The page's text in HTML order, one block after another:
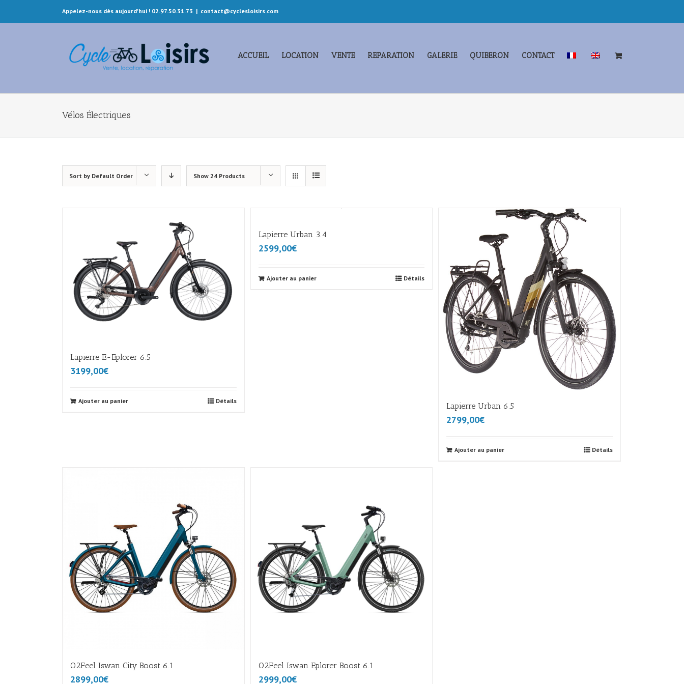
Appelez-nous dès aujourd'hui ! 02.97.50.31.73 | contact@cyclesloisirs.com
ACCUEIL LOCATION VENTE REPARATION GALERIE QUIBERON CONTACT
Vélos Électriques
Sort by Default Order Show 24 Products
Lapierre E-Eplorer 6.5
3199,00€
Ajouter au panier Détails
Lapierre Urban 3.4
2599,00€
Ajouter au panier Détails
Lapierre Urban 6.5
2799,00€
Ajouter au panier Détails
O2Feel Iswan City Boost 6.1
2899,00€
O2Feel Iswan Eplorer Boost 6.1
2999,00€